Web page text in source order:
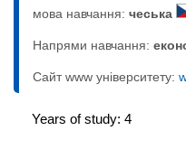
мова навчання: чеська
Напрями навчання:
Сайт www університету:
Years of study: 4